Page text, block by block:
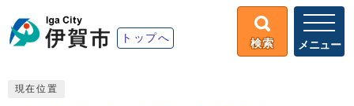
トップへ 検索 メニュー
現在位置